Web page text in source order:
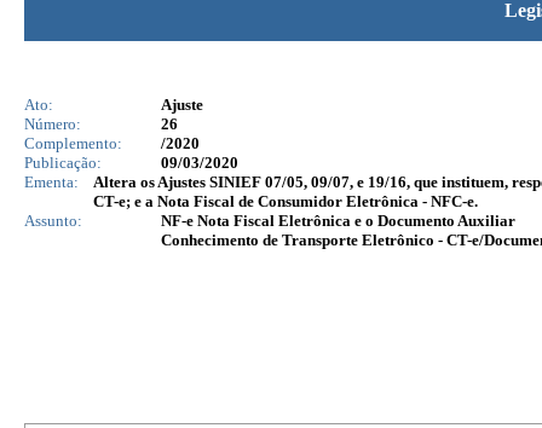
Ato:
Ajuste
Número:
26
Complemento:
/2020
Publicação:
09/03/2020
Ementa:
Altera os Ajustes SINIEF 07/05, 09/07, e 19/16, que instituem,
CT-e; e a Nota Fiscal de Consumidor Eletrônica - NFC-e.
Assunto:
NF-e Nota Fiscal Eletrônica e o Documento Auxiliar
Conhecimento de Transporte Eletrônico - CT-e/